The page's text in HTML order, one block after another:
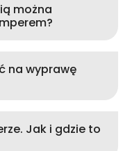
można
na wyprawę
Jak i gdzie to